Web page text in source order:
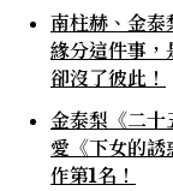
南柱赫、金泰
緣分這件事，
卻沒了彼此！
金泰梨《二十
愛《下女的誘
作第1名！